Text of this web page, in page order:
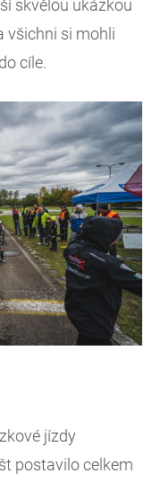
skvělou ukázkou
všichni si mohli
cíle.
jízdy
postavilo celkem